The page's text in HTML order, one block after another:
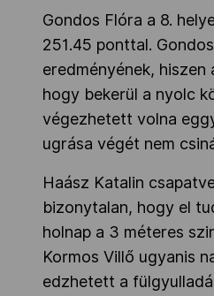
Gondos Flóra a 8.
251.45 ponttal.
eredményének,
hogy bekerül a nyolc
végezhetett volna
ugrása végét nem
Haász Katalin
bizonytalan, hogy el
holnap a 3 méteres
Kormos Villő ugyanis
edzhetett a